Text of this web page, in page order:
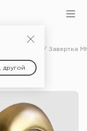
другой